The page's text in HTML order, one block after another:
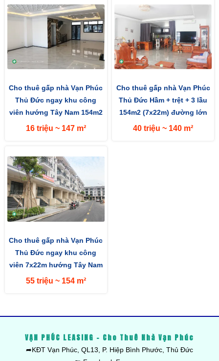
Cho thuê gấp nhà Vạn Phúc
Thủ Đức ngay khu công
viên hướng Tây Nam 154m2
(7x22m) mặt tiền đường 13m
16 triệu ~ 147 m²
Cho thuê gấp nhà Vạn Phúc
Thủ Đức Hầm + trệt + 3 lầu
154m2 (7x22m) đường lớn
13m hướng Tây Nam
40 triệu ~ 140 m²
Cho thuê gấp nhà Vạn Phúc
Thủ Đức ngay khu công
viên 7x22m hướng Tây Nam
55 triệu ~ 154 m²
VẠN PHÚC LEASING - Cho Thuê Nhà Vạn Phúc
➦KĐT Vạn Phúc, QL13, P. Hiệp Bình Phước, Thủ Đức